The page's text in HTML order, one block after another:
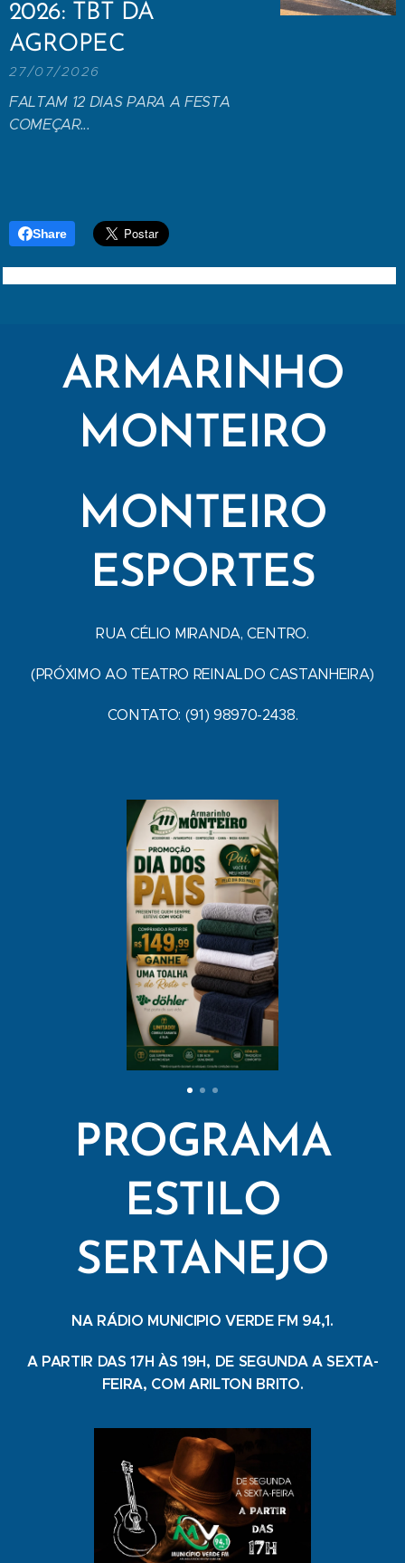
2026: TBT DA
AGROPEC
27/07/2026
FALTAM 12 DIAS PARA A FESTA
COMEÇAR...
Share
ARMARINHO
MONTEIRO
MONTEIRO
ESPORTES
RUA CÉLIO MIRANDA, CENTRO.
(PRÓXIMO AO TEATRO REINALDO CASTANHEIRA)
CONTATO: (91) 98970-2438.
PROGRAMA
ESTILO
SERTANEJO
NA RÁDIO MUNICIPIO VERDE FM 94,1.
A PARTIR DAS 17H ÀS 19H, DE SEGUNDA A SEXTA-
FEIRA, COM ARILTON BRITO.